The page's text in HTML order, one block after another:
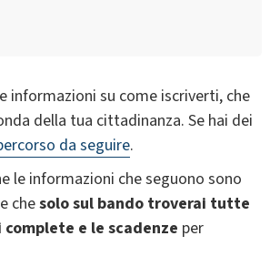
informazioni su come iscriverti, che
della tua cittadinanza. Se hai dei
da seguire.
le informazioni che seguono sono
chesolo sul bando troverai tutte
e le scadenze per